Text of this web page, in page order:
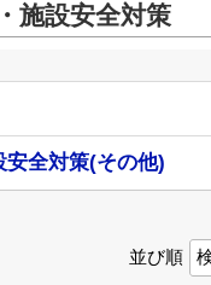
施設安全対策
全対策(その他)
並び順